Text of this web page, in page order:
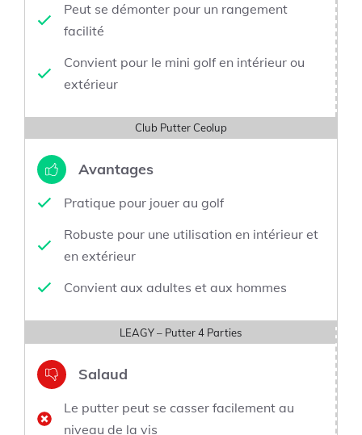
Peut se démonter pour un rangement
facilité
Convient pour le mini golf en intérieur ou
extérieur
Club Putter Ceolup
Avantages
Pratique pour jouer au golf
Robuste pour une utilisation en intérieur et
en extérieur
Convient aux adultes et aux hommes
LEAGY – Putter 4 Parties
Salaud
Le putter peut se casser facilement au
niveau de la vis